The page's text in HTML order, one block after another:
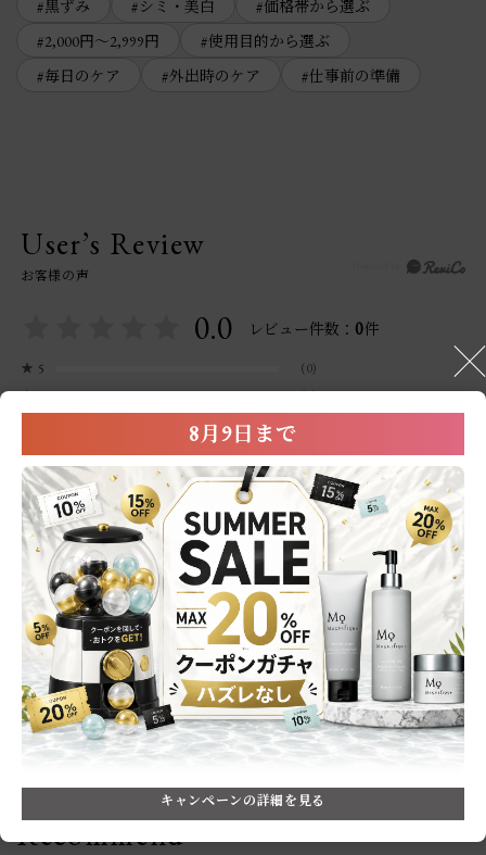
黒ずみ
シミ・美白
価格帯から選ぶ
2,000円～2,999円
使用目的から選ぶ
毎日のケア
外出時のケア 仕事前の準備
User’s Review
お客様の声
0.0 レビュー件数： 0件
★ 5
(0)
★4
(0)
★ 1 (0)
レビューはありません。
※レビュー投稿は商品到着後に配信されるレビュー依頼メールより投稿が可
能です。
Recommend
8月9日まで
キャンペーンの詳細を見る